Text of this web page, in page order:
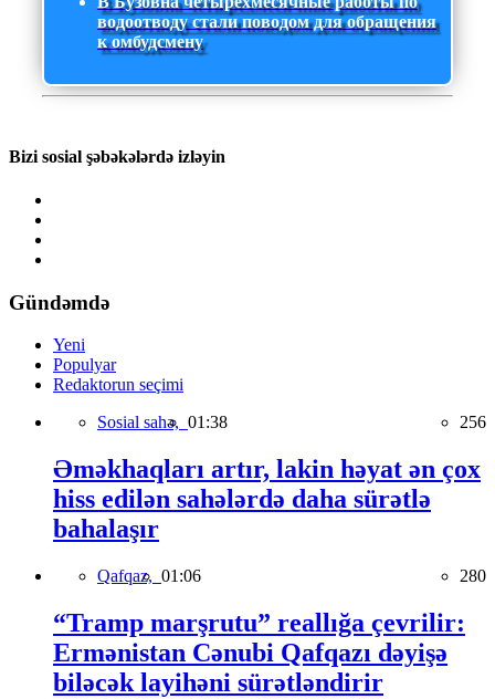
водоотводу стали поводом для обращения
к омбудсмену
Bizi sosial şəbəkələrdə izləyin
Gündəmdə
Yeni
Populyar
Redaktorun seçimi
Sosial sahə, 01:38 256
Əməkhaqları artır, lakin həyat ən çox
hiss edilən sahələrdə daha sürətlə
bahalaşır
Qafqaz, 01:06 280
“Tramp marşrutu” reallığa çevrilir:
Ermənistan Cənubi Qafqazı dəyişə
biləcək layihəni sürətləndirir